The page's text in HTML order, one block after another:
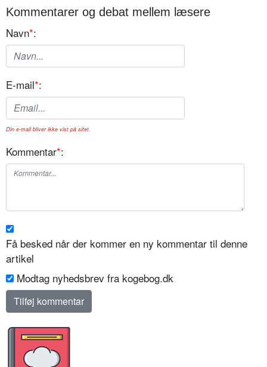
Kommentarer og debat mellem læsere
Navn*:
E-mail*:
Din e-mail bliver ikke vist på sitet.
Kommentar*:
Få besked når der kommer en ny kommentar til denne
artikel
Modtag nyhedsbrev fra kogebog.dk